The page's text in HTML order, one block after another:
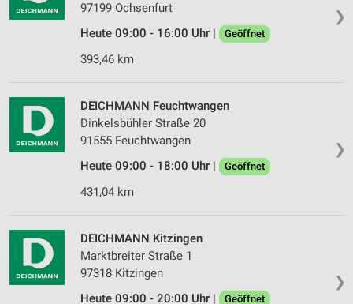
❯
97199 Ochsenfurt
Heute 09:00 - 16:00 Uhr |
Geöffnet
393,46 km
❯
DEICHMANN Feuchtwangen
Dinkelsbühler Straße 20
91555 Feuchtwangen
Heute 09:00 - 18:00 Uhr |
Geöffnet
431,04 km
❯
DEICHMANN Kitzingen
Marktbreiter Straße 1
97318 Kitzingen
Heute 09:00 - 20:00 Uhr |
Geöffnet